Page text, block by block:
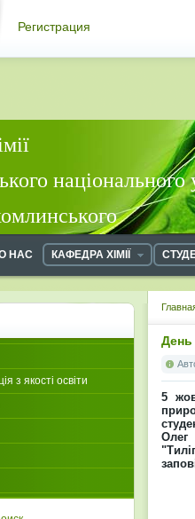
Регистрация
національного
НАС КАФЕДРА ХІМІЇ
День
5
з якості освіти